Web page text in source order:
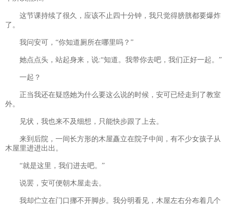
这节课持续了很久，应该不止四十分钟，我只觉得膀胱都要爆炸
了。
我问安可，“你知道厕所在哪里吗？”
她点点头，站起身来，说:“知道。我带你去吧，我们正好一起。”
一起？
正当我还在疑惑她为什么要这么说的时候，安可已经走到了教室
外。
见状，我也来不及细想，只能快步跟了上去。
来到后院，一间长方形的木屋矗立在院子中间，有不少女孩子从
木屋里进进出出。
“就是这里，我们进去吧。”
说罢，安可便朝木屋走去。
我却伫立在门口挪不开脚步。我分明看见，木屋左右分布着几个